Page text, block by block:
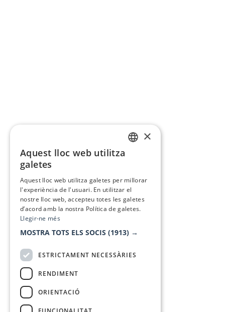
×
Aquest lloc web utilitza
galetes
Aquest lloc web utilitza galetes per millorar
l'experiència de l'usuari. En utilitzar el
nostre lloc web, accepteu totes les galetes
d’acord amb la nostra Política de galetes.
Llegir-ne més
MOSTRA TOTS ELS SOCIS (1913) →
ESTRICTAMENT NECESSÀRIES
RENDIMENT
ORIENTACIÓ